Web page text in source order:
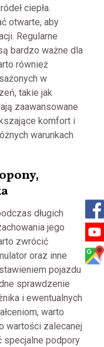
ciepła.
otwarte, aby
Regularne
bardzo ważne dla
również
w
takie jak
zaawansowane
komfort i
warunkach
długich
jego
zwrócić
oraz inne
pojazdu
sprawdzenie
i ewentualnych
warto
wartości zalecanej
specjalne podpory